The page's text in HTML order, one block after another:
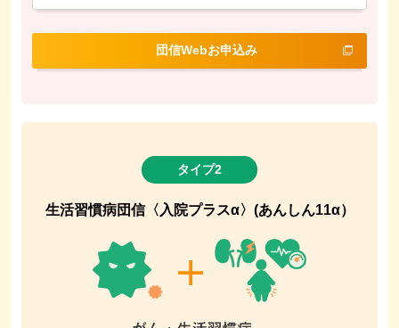
団信Webお申込み
タイプ2
生活習慣病団信〈入院プラスα〉(あんしん11α）